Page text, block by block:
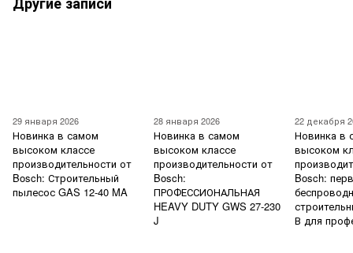
29 января 2026
Новинка в самом
высоком классе
производительности от
Bosch: Строительный
пылесос GAS 12-40 MA
28 января 2026
Новинка в самом
высоком классе
производительности от
Bosch:
ПРОФЕССИОНАЛЬНАЯ
HEAVY DUTY GWS 27-230
J
22 декабря
Новинка в
высоком
Bosch:
В для